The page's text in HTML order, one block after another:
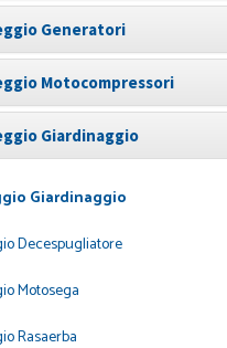
Generatori
Motocompressori
Giardinaggio
Giardinaggio
Decespugliatore
Motosega
Rasaerba